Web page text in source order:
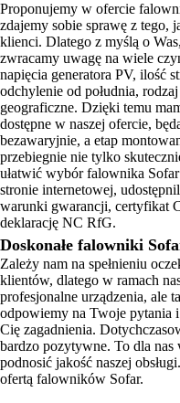
Proponujemy w ofercie
zdajemy sobie sprawę z tego,
klienci. Dlatego z myślą o
zwracamy uwagę na wiele
napięcia generatora PV, ilość
odchylenie od południa,
geograficzne. Dzięki temu
dostępne w naszej ofercie,
bezawaryjnie, a etap
przebiegnie nie tylko
ułatwić wybór falownika
stronie internetowej,
warunki gwarancji, certyfikat
deklarację NC RfG.
Doskonałe falowniki
Zależy nam na spełnieniu
klientów, dlatego w ramach
profesjonalne urządzenia, ale
odpowiemy na Twoje pytania
Cię zagadnienia.
bardzo pozytywne. To dla nas
podnosić jakość naszej
ofertą falowników Sofar.